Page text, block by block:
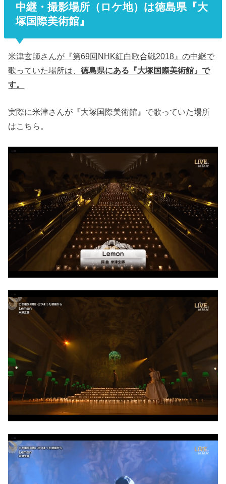
中継・撮影場所（ロケ地）は徳島県『大
塚国際美術館』
米津玄師さんが『第69回NHK紅白歌合戦2018』の中継で
歌っていた場所は、徳島県にある『大塚国際美術館』で
す。
実際に米津さんが『大塚国際美術館』で歌っていた場所
はこちら。